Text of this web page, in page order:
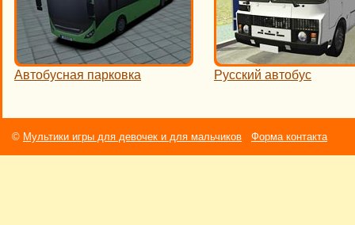
Автобусная парковка Русский автобус
© Мультики игры для девочек и для мальчиков Форма контакта